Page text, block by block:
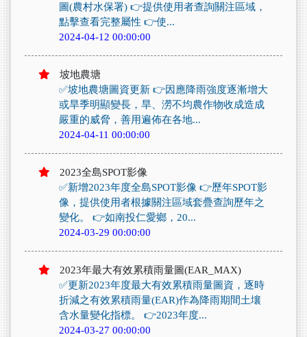
圖(農村水保署) 👉提供使用者查詢關注區域，
點擊查看完整屬性 👉使...
2024-04-12 00:00:00
坡地農塘
✅坡地農塘圖資更新 👉因應降雨強度逐漸增大
或旱季明顯變長，旱、澇不均農作物收成造成
嚴重的威脅，善用遍佈在各地...
2024-04-11 00:00:00
2023全島SPOT影像
✅新增2023年度全島SPOT影像 👉歷年SPOT影
像，提供使用者根據關注區域套疊查詢歷年之
變化。 👉如南投仁愛鄉，20...
2024-03-29 00:00:00
2023年最大有效累積雨量圖(EAR_MAX)
✅更新2023年度最大有效累積雨量圖資，逐時
折減之有效累積雨量(EAR)作為降雨期間土壤
含水量變化指標。 👉2023年度...
2024-03-27 00:00:00